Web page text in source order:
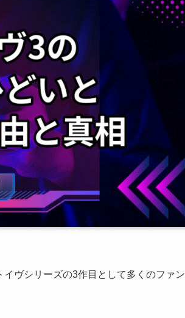
ヴシリーズの3作目として多くのファン